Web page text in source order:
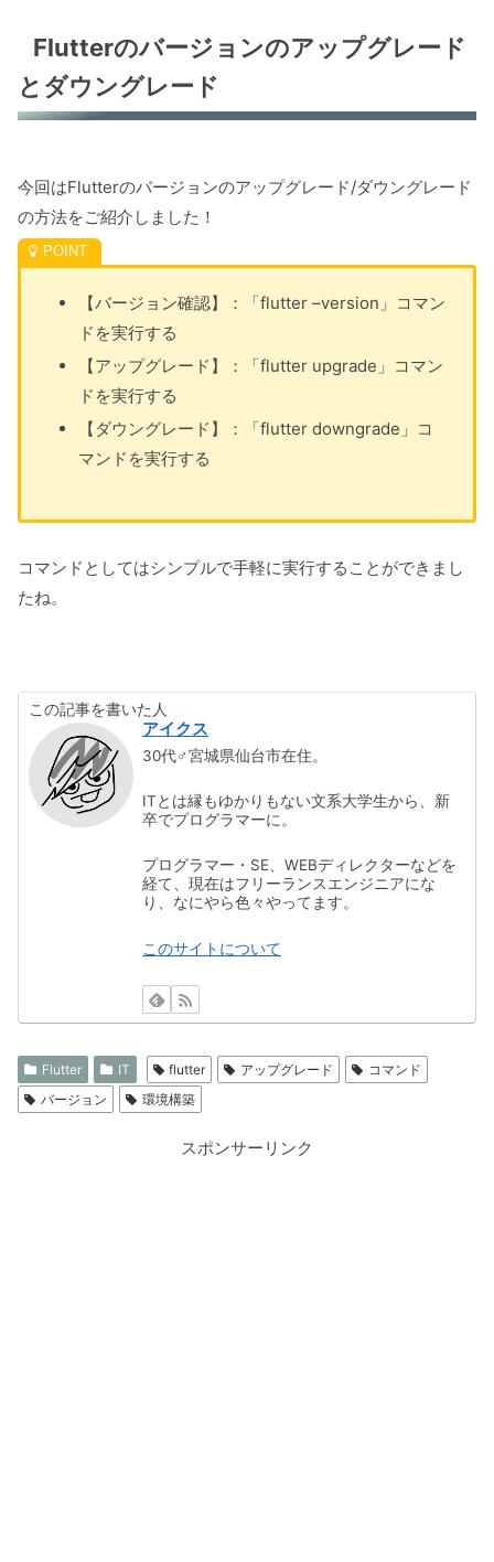
Flutterのバージョンのアップグレード
とダウングレード
今回はFlutterのバージョンのアップグレード/ダウングレード
の方法をご紹介しました！
【バージョン確認】：「flutter –version」コマン
ドを実行する
【アップグレード】：「flutter upgrade」コマン
ドを実行する
【ダウングレード】：「flutter downgrade」コ
マンドを実行する
コマンドとしてはシンプルで手軽に実行することができまし
たね。
この記事を書いた人
アイクス
30代♂宮城県仙台市在住。
ITとは縁もゆかりもない文系大学生から、新
卒でプログラマーに。
プログラマー・SE、WEBディレクターなどを
経て、現在はフリーランスエンジニアにな
り、なにやら色々やってます。
このサイトについて
Flutter IT flutter アップグレード
コマンド
バージョン
環境構築
スポンサーリンク